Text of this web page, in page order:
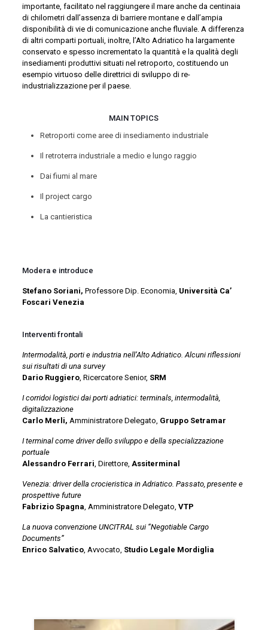
importante, facilitato nel raggiungere il mare anche da centinaia
di chilometri dall’assenza di barriere montane e dall’ampia
disponibilità di vie di comunicazione anche fluviale. A differenza
di altri comparti portuali, inoltre, l’Alto Adriatico ha largamente
conservato e spesso incrementato la quantità e la qualità degli
insediamenti produttivi situati nel retroporto, costituendo un
esempio virtuoso delle direttrici di sviluppo di re-
industrializzazione per il paese.
MAIN TOPICS
Retroporti come aree di insediamento industriale
Il retroterra industriale a medio e lungo raggio
Dai fiumi al mare
Il project cargo
La cantieristica
Modera e introduce
Stefano Soriani, Professore Dip. Economia, Università Ca’
Foscari Venezia
Interventi frontali
Intermodalità, porti e industria nell’Alto Adriatico. Alcuni riflessioni
sui risultati di una survey
Dario Ruggiero, Ricercatore Senior, SRM
I corridoi logistici dai porti adriatici: terminals, intermodalità,
digitalizzazione
Carlo Merli, Amministratore Delegato, Gruppo Setramar
I terminal come driver dello sviluppo e della specializzazione
portuale
Alessandro Ferrari, Direttore, Assiterminal
Venezia: driver della crocieristica in Adriatico. Passato, presente e
prospettive future
Fabrizio Spagna, Amministratore Delegato, VTP
La nuova convenzione UNCITRAL sui “Negotiable Cargo
Documents”
Enrico Salvatico, Avvocato, Studio Legale Mordiglia